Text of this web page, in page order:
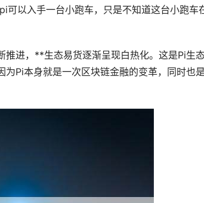
可以入手一台小跑车，只是不知道这台小跑车
推进，**生态易货逐渐呈现白热化。这是Pi生
为Pi本身就是一次区块链金融的变革，同时也